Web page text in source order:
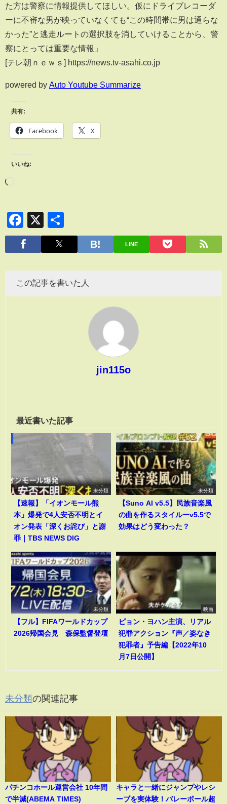
た方は警察に情報提供してほしい。仮にドライブレコーダ
ーに不審な男が映っていなくても“この時間帯に男は通らな
かった”と逃走ルートの選択肢を消していけることから、警
察にとっては重要な情報」
[テレ朝ｎｅｗｓ] https://news.tv-asahi.co.jp
powered by Auto Youtube Summarize
共有:
Facebook X
いいね:
Facebook
X
有
LINE
この記事を書いた人
jin115o
最近書いた記事
未分類
【速報】「イオンモール熊
本」爆発で4人安否不明とイ
オン発表「深くお詫び」と謝
罪｜TBS NEWS DIG
未分類
【Suno AI v5.5】民族音楽風
の曲を作るスタイルーv5.5で
効果はどう変わった？
未分類
【フル】FIFAワールドカップ
2026帰国会見 森保監督登壇
映画
ピョン・ヨハン主演、リアル
犯罪アクション『声／姿なき
犯罪者』予告編【2022年10
月7日公開】
未分類の関連記事
パチンコホール運営会社 10年間
で半減(ABEMA TIMES)
キャラと一緒にジャンプやレシ
ーブを実体験！バレーボール超